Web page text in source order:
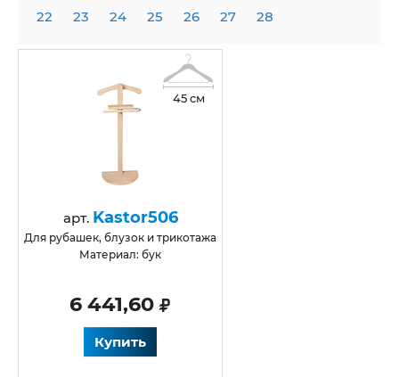
22 23 24 25 26 27 28
45 см
арт. Kastor506
для рубашек, блузок и трикотажа
Материал: бук
6 441,60
Купить